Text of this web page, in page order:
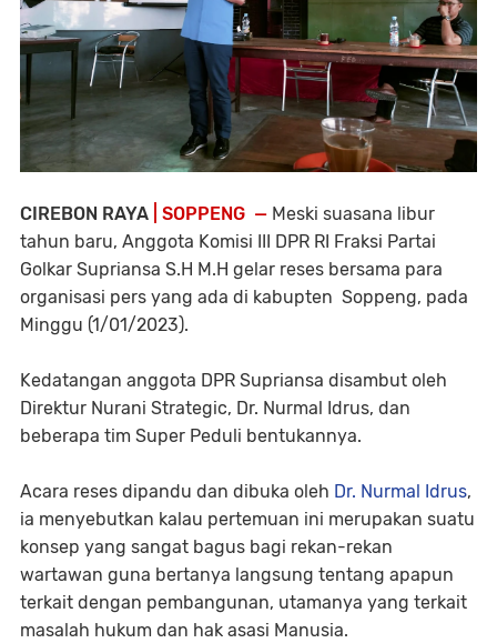
CIREBON RAYA | SOPPENG — Meski suasana libur
tahun baru, Anggota Komisi III DPR RI Fraksi Partai
Golkar Supriansa S.H M.H gelar reses bersama para
organisasi pers yang ada di kabupten Soppeng, pada
Minggu (1/01/2023).
Kedatangan anggota DPR Supriansa disambut oleh
Direktur Nurani Strategic, Dr. Nurmal Idrus, dan
beberapa tim Super Peduli bentukannya.
Acara reses dipandu dan dibuka oleh Dr. Nurmal Idrus,
ia menyebutkan kalau pertemuan ini merupakan suatu
konsep yang sangat bagus bagi rekan-rekan
wartawan guna bertanya langsung tentang apapun
terkait dengan pembangunan, utamanya yang terkait
masalah hukum dan hak asasi Manusia.